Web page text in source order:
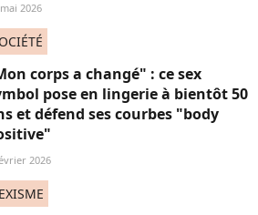
2026
corps a changé" : ce sex
pose en lingerie à bientôt 50
et défend ses courbes "body
2026